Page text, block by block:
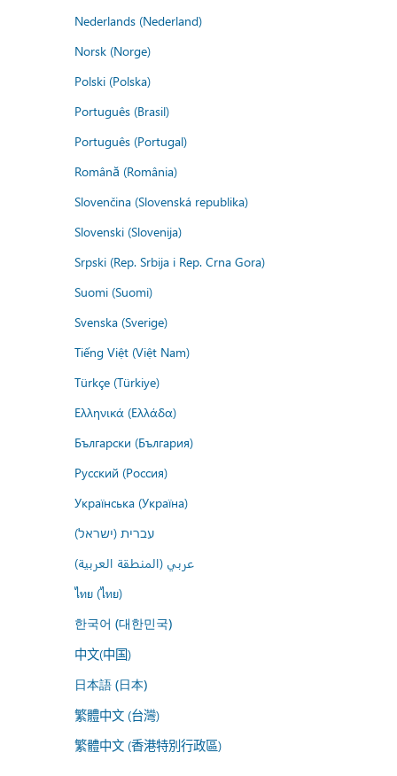
Nederlands (Nederland)
Norsk (Norge)
Polski (Polska)
Português (Brasil)
Português (Portugal)
Română (România)
Slovenčina (Slovenská republika)
Slovenski (Slovenija)
Srpski (Rep. Srbija i Rep. Crna Gora)
Suomi (Suomi)
Svenska (Sverige)
Tiếng Việt (Việt Nam)
Türkçe (Türkiye)
Ελληνικά (Ελλάδα)
Български (България)
Русский (Россия)
Українська (Україна)
עברית (ישראל)
عربي (المنطقة العربية)
ไทย (ไทย)
한국어 (대한민국)
中文(中国)
日本語 (日本)
繁體中文 (台灣)
繁體中文 (香港特別行政區)